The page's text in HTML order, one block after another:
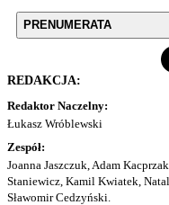
PRENUMERATA
REDAKCJA:
Redaktor Naczelny:
Łukasz Wróblewski
Zespół:
Joanna Jaszczuk, Adam
Staniewicz, Kamil Kwiatek,
Sławomir Cedzyński.